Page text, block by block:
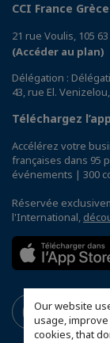
Our website
usage,
cookies, that
CCI France Grèce
21 rue Voulis, 105
(Accéder au plan)
Délégation :
43, rue El.
Téléchargez
Accélérez votre
françaises dans 95
événements | 300
Réservée
l'International,